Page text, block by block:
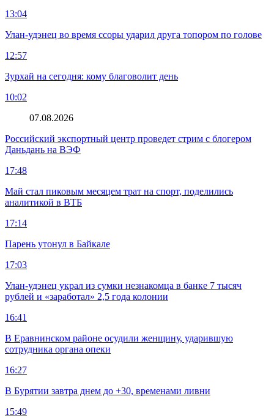
13:04
Улан-удэнец во время ссоры ударил друга топором по голове
12:57
Зурхай на сегодня: кому благоволит день
10:02
07.08.2026
Российский экспортный центр проведет стрим с блогером
Даньдань на ВЭФ
17:48
Май стал пиковым месяцем трат на спорт, поделились
аналитикой в ВТБ
17:14
Парень утонул в Байкале
17:03
Улан-удэнец украл из сумки незнакомца в банке 7 тысяч
рублей и «заработал» 2,5 года колонии
16:41
В Еравнинском районе осудили женщину, ударившую
сотрудника органа опеки
16:27
В Бурятии завтра днем до +30, временами ливни
15:49